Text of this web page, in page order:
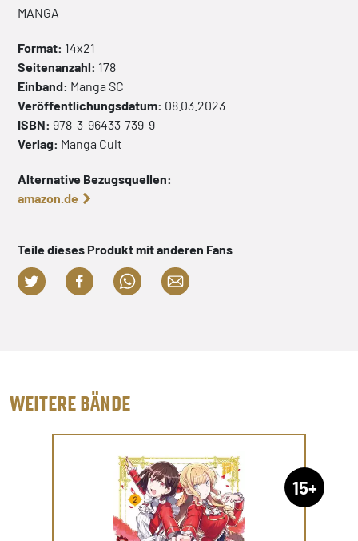
MANGA
Format: 14x21
Seitenanzahl: 178
Einband: Manga SC
Veröffentlichungsdatum: 08.03.2023
ISBN: 978-3-96433-739-9
Verlag: Manga Cult
Alternative Bezugsquellen:
amazon.de
Teile dieses Produkt mit anderen Fans
WEITERE BÄNDE
15+